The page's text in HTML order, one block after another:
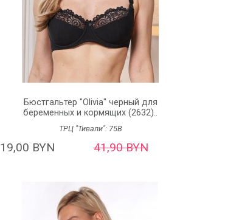
Бюстгальтер "Olivia" черный для
беременных и кормящих (2632)..
ТРЦ "Тивали": 75B
19,00 BYN 41,90 BYN